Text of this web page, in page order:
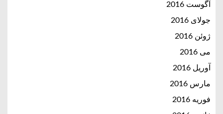
آگوست 2016
جولای 2016
ژوئن 2016
می 2016
آوریل 2016
مارس 2016
فوریه 2016